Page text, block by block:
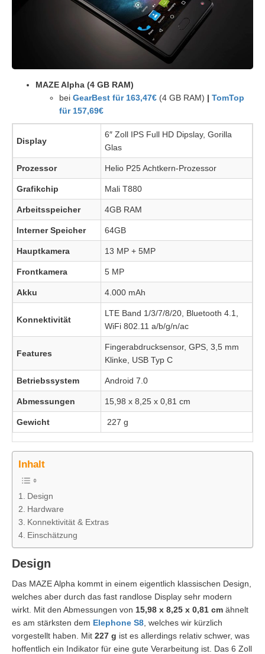
MAZE Alpha (4 GB RAM)
bei GearBest für 163,47€ (4 GB RAM) | TomTop
für 157,69€
Display
6″ Zoll IPS Full HD Dipslay, Gorilla
Glas
Prozessor Helio P25 Achtkern-Prozessor
Grafikchip Mali T880
Arbeitsspeicher 4GB RAM
Interner Speicher 64GB
Hauptkamera 13 MP + 5MP
Frontkamera 5 MP
Akku 4.000 mAh
Konnektivität
LTE Band 1/3/7/8/20, Bluetooth 4.1,
WiFi 802.11 a/b/g/n/ac
Features
Fingerabdrucksensor, GPS, 3,5 mm
Klinke, USB Typ C
Betriebssystem Android 7.0
Abmessungen 15,98 x 8,25 x 0,81 cm
Gewicht 227 g
Inhalt
Design
Hardware
Konnektivität & Extras
Einschätzung
Design
Das MAZE Alpha kommt in einem eigentlich klassischen Design,
welches aber durch das fast randlose Display sehr modern
wirkt. Mit den Abmessungen von 15,98 x 8,25 x 0,81 cm ähnelt
es am stärksten dem Elephone S8 , welches wir kürzlich
vorgestellt haben. Mit 227 g ist es allerdings relativ schwer, was
hoffentlich ein Indikator für eine gute Verarbeitung ist. Das 6 Zoll